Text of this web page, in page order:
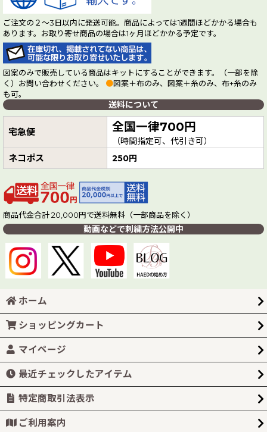
ご注文の２～3日以内に発送可能。商品によっては1週間ほどかかる場合も
あります。お取り寄せ商品の場合は1ヶ月ほどかかる予定です。
図案のみで販売している商品はキットにすることができます。（一部を除
く）お問い合わせください。 ●図案＋布のみ、図案＋糸のみ、布+糸のみ
も可。
送料について
宅急便 全国一律700円
（時間指定可、代引き可）
ネコポス 250円
商品代金合計 20,000円で送料無料（一部商品を除く）
動画などで刺繍方法公開中
ホーム
ショッピングカート
マイページ
最近チェックしたアイテム
特定商取引法表示
ご利用案内